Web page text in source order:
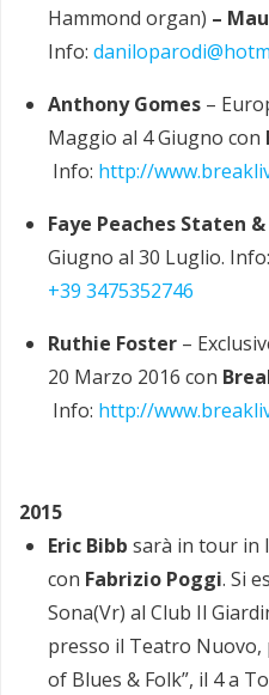
Hammond organ) –
Info:
Anthony Gomes –
Maggio al 4 Giugno con
Info: http://
Faye Peaches Staten
Giugno al 30 Luglio. Info:
+39 3475352746
Ruthie Foster –
20 Marzo 2016 con
Info: http://
2015
Eric Bibb sarà in tour in
con Fabrizio Poggi. Si
Sona(Vr) al Club Il
presso il Teatro Nuovo,
of Blues & Folk”, il 4 a